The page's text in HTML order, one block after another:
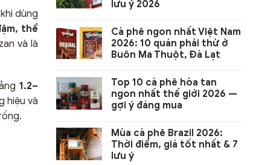
dùng
thể
và là
1.2–
hiệu và
lưu ý 2026
Cà phê ngon nhất Việt Nam
2026: 10 quán phải thử ở
Buôn Ma Thuột, Đà Lạt
Top 10 cà phê hòa tan
ngon nhất thế giới 2026 —
gợi ý đáng mua
Mùa cà phê Brazil 2026:
Thời điểm, giá tốt nhất & 7
lưu ý